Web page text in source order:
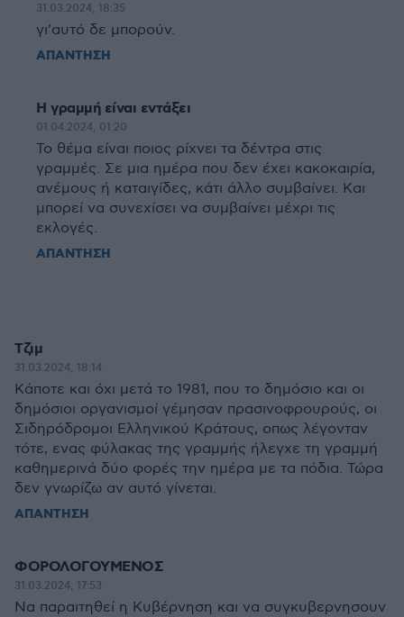
31.03.2024, 18:35
γι'αυτό δε μπορούν.
ΑΠΑΝΤΗΣΗ
Η γραμμή είναι εντάξει
01.04.2024, 01:20
Το θέμα είναι ποιος ρίχνει τα δέντρα στις
γραμμές. Σε μια ημέρα που δεν έχει κακοκαιρία,
ανέμους ή καταιγίδες, κάτι άλλο συμβαίνει. Και
μπορεί να συνεχίσει να συμβαίνει μέχρι τις
εκλογές.
ΑΠΑΝΤΗΣΗ
Τζιμ
31.03.2024, 18:14
Κάποτε και όχι μετά το 1981, που το δημόσιο και οι
δημόσιοι οργανισμοί γέμησαν πρασινοφρουρούς, οι
Σιδηρόδρομοι Ελληνικού Κράτους, οπως λέγονταν
τότε, ενας φύλακας της γραμμής ήλεγχε τη γραμμή
καθημερινά δύο φορές την ημέρα με τα πόδια. Τώρα
δεν γνωρίζω αν αυτό γίνεται.
ΑΠΑΝΤΗΣΗ
ΦΟΡΟΛΟΓΟΥΜΕΝΟΣ
31.03.2024, 17:53
Να παραιτηθεί η Κυβέρνηση και να συγκυβερνησουν